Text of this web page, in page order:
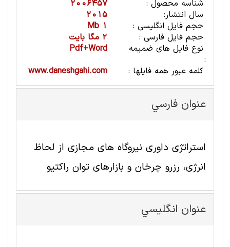
شناسه محصول :
2006457
سال انتشار:
2015
حجم فایل انگلیسی :
1 Mb
حجم فایل فارسی :
2 مگا بایت
نوع فایل های ضمیمه
:
Pdf+Word
کلمه عبور همه فایلها :
www.daneshgahi.com
عنوان فارسي
استراتژی داوری نیروگاه های مجازی از لحاظ
انرژی، رزرو چرخان و بازارهای توان راکتیو
عنوان انگليسي